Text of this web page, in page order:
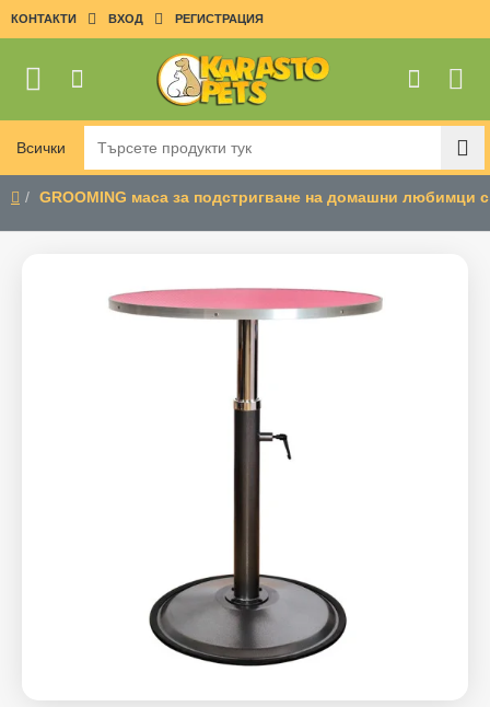
КОНТАКТИ ВХОД РЕГИСТРАЦИЯ
Всички
Търсете
продукти
тук
GROOMING маса за подстригване на домашни любимци